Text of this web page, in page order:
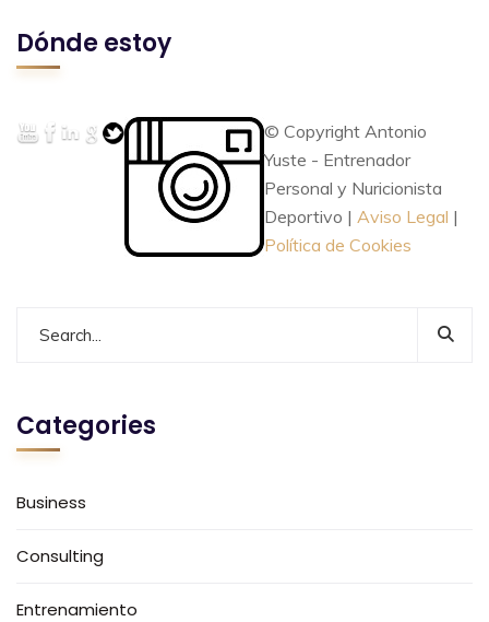
Dónde estoy
© Copyright Antonio
Yuste - Entrenador
Personal y Nuricionista
Deportivo | Aviso Legal |
Política de Cookies
Categories
Business
Consulting
Entrenamiento